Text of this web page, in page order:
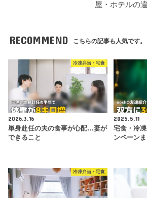
屋・ホテルの
RECOMMEND こちらの記事も人気です。
冷凍弁当・宅食
2026.3.16
単身赴任の夫の食事が心配…妻が
できること
2025.5.11
宅食・冷
ンペーン
冷凍弁当・宅食